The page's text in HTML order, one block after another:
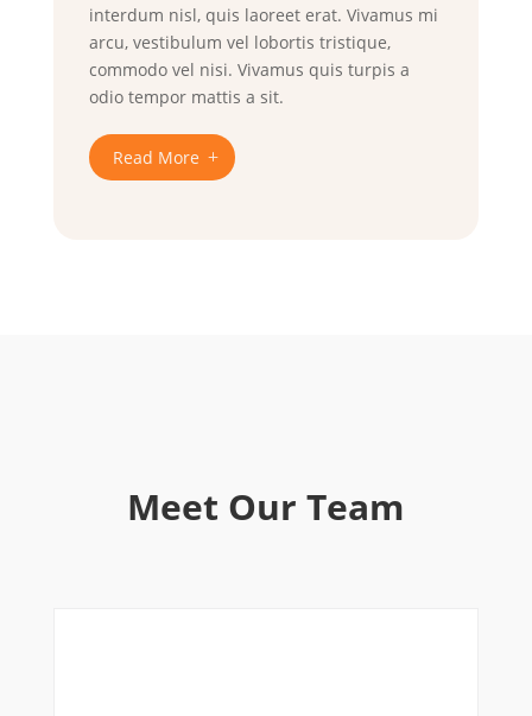
interdum nisl, quis laoreet erat. Vivamus mi
arcu, vestibulum vel lobortis tristique,
commodo vel nisi. Vivamus quis turpis a
odio tempor mattis a sit.
Read More
Meet Our Team